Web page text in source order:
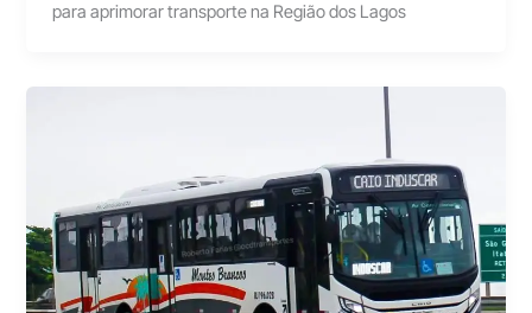
para aprimorar transporte na Região dos Lagos